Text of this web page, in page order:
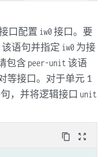
口配置 iw0接口。要
该语句并指定 iw0 为接
包含peer-unit该语
等接口。对于单元 1
，并将逻辑接口 unit
content_copy zoom_out_map